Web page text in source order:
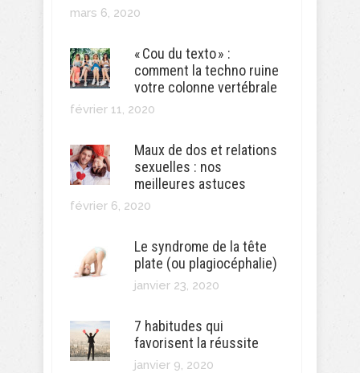
mars 6, 2020
« Cou du texto » :
comment la techno ruine
votre colonne vertébrale
février 11, 2020
Maux de dos et relations
sexuelles : nos
meilleures astuces
février 6, 2020
Le syndrome de la tête
plate (ou plagiocéphalie)
janvier 23, 2020
7 habitudes qui
favorisent la réussite
janvier 9, 2020